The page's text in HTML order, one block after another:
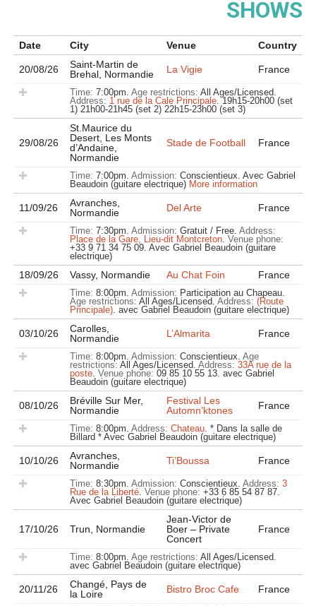
SHOWS
Date City Venue Country
20/08/26
Saint-Martin de
Brehal, Normandie
La Vigie France
Time: 7:00pm. Age restrictions: All Ages/Licensed.
Address: 1 rue de la Cale Principale. 19h15-20h00 (set
1) 21h00-21h45 (set 2) 22h15-23h00 (set 3)
29/08/26
St.Maurice du
Desert, Les Monts
d’Andaine,
Normandie
Stade de Football France
Time: 7:00pm. Admission: Conscientieux. Avec Gabriel
Beaudoin (guitare electrique) More information
11/09/26
Avranches,
Normandie
Del Arte France
Time: 7:30pm. Admission: Gratuit / Free. Address:
Place de la Gare, Lieu-dit Montcreton. Venue phone:
+33 9 71 34 75 09. Avec Gabriel Beaudoin (guitare
electrique)
18/09/26 Vassy, Normandie Au Chat Foin France
Time: 8:00pm. Admission: Participation au Chapeau.
Age restrictions: All Ages/Licensed. Address: (Route
Principale). avec Gabriel Beaudoin (guitare electrique)
03/10/26
Carolles,
Normandie
L’Almarita France
Time: 8:00pm. Admission: Conscientieux. Age
restrictions: All Ages/Licensed. Address: 33A rue de la
poste. Venue phone: 09 85 10 55 13. avec Gabriel
Beaudoin (guitare electrique)
08/10/26
Bréville Sur Mer,
Normandie
Festival Les
Automn’ktones
France
Time: 8:00pm. Address: Chateau. * Dans la salle de
Billard * Avec Gabriel Beaudoin (guitare electrique)
10/10/26
Avranches,
Normandie
Ti’Boussa France
Time: 8:30pm. Admission: Conscientieux. Address: 3
Rue de la Liberté. Venue phone: +33 6 85 54 87 87.
Avec Gabriel Beaudoin (guitare electrique)
17/10/26 Trun, Normandie
Jean-Victor de
Boer – Private
Concert
France
Time: 8:00pm. Age restrictions: All Ages/Licensed.
avec Gabriel Beaudoin (guitare electrique)
20/11/26
Changé, Pays de
la Loire
Bistro Broc Cafe France